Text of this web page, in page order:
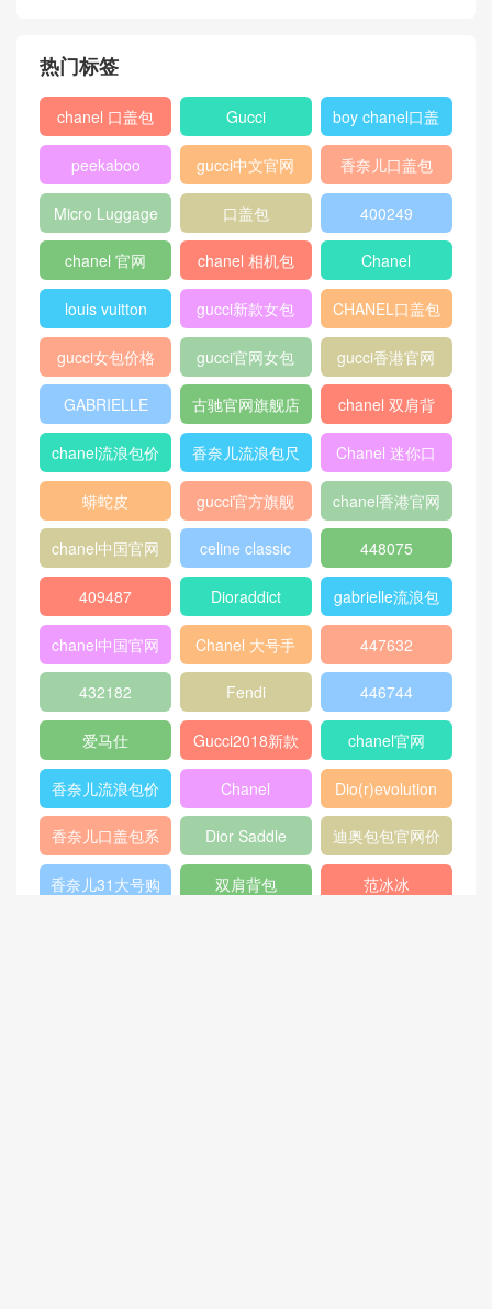
热门标签
chanel 口盖包 Gucci
boy chanel口盖
包
peekaboo gucci中文官网
香奈儿口盖包
2018
Micro Luggage 口盖包 400249
chanel 官网 chanel 相机包 Chanel
louis vuitton gucci新款女包 CHANEL口盖包
gucci女包价格 gucci官网女包 gucci香港官网
GABRIELLE 古驰官网旗舰店
chanel 双肩背
包
chanel流浪包价
格
香奈儿流浪包尺
寸
Chanel 迷你口
盖包
蟒蛇皮
gucci官方旗舰
店
chanel香港官网
chanel中国官网
celine classic
box
448075
409487 Dioraddict gabrielle流浪包
chanel中国官网
包
Chanel 大号手
提包
447632
432182 Fendi 446744
爱马仕
Gucci2018新款
女包
chanel官网
香奈儿流浪包价
格
Chanel
Gabrielle小号流
Dio(r)evolution
香奈儿口盖包系
Dior Saddle
迪奥包包官网价